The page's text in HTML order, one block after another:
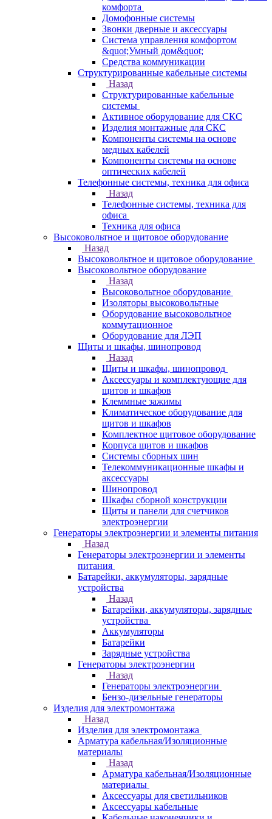
комфорта
Домофонные системы
Звонки дверные и аксессуары
Система управления комфортом
&quot;Умный дом&quot;
Средства коммуникации
Структурированные кабельные системы
Назад
Структурированные кабельные
системы
Активное оборудование для СКС
Изделия монтажные для СКС
Компоненты системы на основе
медных кабелей
Компоненты системы на основе
оптических кабелей
Телефонные системы, техника для офиса
Назад
Телефонные системы, техника для
офиса
Техника для офиса
Высоковольтное и щитовое оборудование
Назад
Высоковольтное и щитовое оборудование
Высоковольтное оборудование
Назад
Высоковольтное оборудование
Изоляторы высоковольтные
Оборудование высоковольтное
коммутационное
Оборудование для ЛЭП
Щиты и шкафы, шинопровод
Назад
Щиты и шкафы, шинопровод
Аксессуары и комплектующие для
щитов и шкафов
Клеммные зажимы
Климатическое оборудование для
щитов и шкафов
Комплектное щитовое оборудование
Корпуса щитов и шкафов
Системы сборных шин
Телекоммуникационные шкафы и
аксессуары
Шинопровод
Шкафы сборной конструкции
Щиты и панели для счетчиков
электроэнергии
Генераторы электроэнергии и элементы питания
Назад
Генераторы электроэнергии и элементы
питания
Батарейки, аккумуляторы, зарядные
устройства
Назад
Батарейки, аккумуляторы, зарядные
устройства
Аккумуляторы
Батарейки
Зарядные устройства
Генераторы электроэнергии
Назад
Генераторы электроэнергии
Бензо-дизельные генераторы
Изделия для электромонтажа
Назад
Изделия для электромонтажа
Арматура кабельная/Изоляционные
материалы
Назад
Арматура кабельная/Изоляционные
материалы
Аксессуары для светильников
Аксессуары кабельные